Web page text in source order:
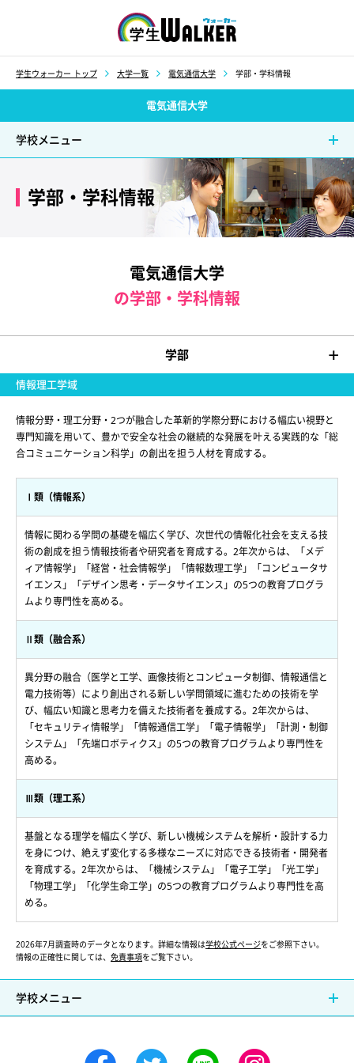
学生ウォーカー トップ 大学一覧 電気通信大学 学部・学科情報
電気通信大学
学校メニュー
学部・学科情報
電気通信大学
の学部・学科情報
学部
情報理工学域
情報分野・理工分野・2つが融合した革新的学際分野における幅広い視野と
専門知識を用いて、豊かで安全な社会の継続的な発展を叶える実践的な「総
合コミュニケーション科学」の創出を担う人材を育成する。
Ⅰ類（情報系）
情報に関わる学問の基礎を幅広く学び、次世代の情報化社会を支える技
術の創成を担う情報技術者や研究者を育成する。2年次からは、「メデ
ィア情報学」「経営・社会情報学」「情報数理工学」「コンピュータサ
イエンス」「デザイン思考・データサイエンス」の5つの教育プログラ
ムより専門性を高める。
Ⅱ類（融合系）
異分野の融合（医学と工学、画像技術とコンピュータ制御、情報通信と
電力技術等）により創出される新しい学問領域に進むための技術を学
び、幅広い知識と思考力を備えた技術者を養成する。2年次からは、
「セキュリティ情報学」「情報通信工学」「電子情報学」「計測・制御
システム」「先端ロボティクス」の5つの教育プログラムより専門性を
高める。
Ⅲ類（理工系）
基盤となる理学を幅広く学び、新しい機械システムを解析・設計する力
を身につけ、絶えず変化する多様なニーズに対応できる技術者・開発者
を育成する。2年次からは、「機械システム」「電子工学」「光工学」
「物理工学」「化学生命工学」の5つの教育プログラムより専門性を高
める。
2026年7月調査時のデータとなります。詳細な情報は学校公式ページをご参照下さい。
情報の正確性に関しては、 免責事項をご覧下さい。
学校メニュー